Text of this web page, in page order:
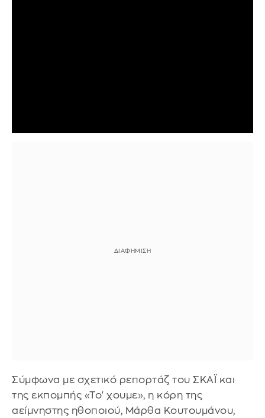
Σύμφωνα με σχετικό ρεπορτάζ του ΣΚΑΪ και
της εκπομπής «Το' χουμε», η κόρη της
αείμνηστης ηθοποιού, Μάρθα Κουτουμάνου,